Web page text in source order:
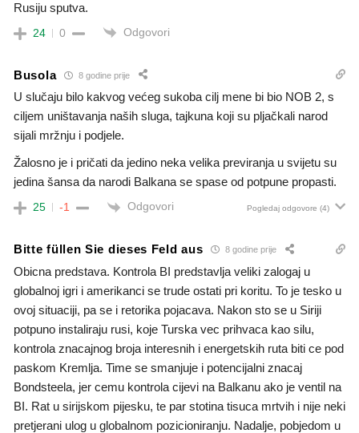
Rusiju sputva.
24 0 Odgovori
Busola 8 godine prije
U slučaju bilo kakvog većeg sukoba cilj mene bi bio NOB 2, s
ciljem uništavanja naših sluga, tajkuna koji su pljačkali narod
sijali mržnju i podjele.
Žalosno je i pričati da jedino neka velika previranja u svijetu su
jedina šansa da narodi Balkana se spase od potpune propasti.
25 -1 Odgovori Pogledaj odgovore (4)
Bitte füllen Sie dieses Feld aus 8 godine prije
Obicna predstava. Kontrola BI predstavlja veliki zalogaj u
globalnoj igri i amerikanci se trude ostati pri koritu. To je tesko u
ovoj situaciji, pa se i retorika pojacava. Nakon sto se u Siriji
potpuno instaliraju rusi, koje Turska vec prihvaca kao silu,
kontrola znacajnog broja interesnih i energetskih ruta biti ce pod
paskom Kremlja. Time se smanjuje i potencijalni znacaj
Bondsteela, jer cemu kontrola cijevi na Balkanu ako je ventil na
BI. Rat u sirijskom pijesku, te par stotina tisuca mrtvih i nije neki
pretjerani ulog u globalnom pozicioniranju. Nadalje, pobjedom u